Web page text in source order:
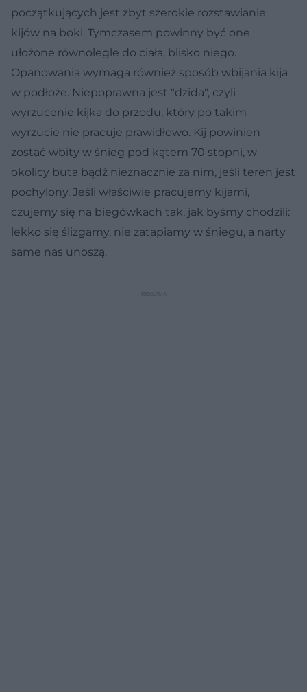
początkujących jest zbyt szerokie rozstawianie
kijów na boki. Tymczasem powinny być one
ułożone równolegle do ciała, blisko niego.
Opanowania wymaga również sposób wbijania kija
w podłoże. Niepoprawna jest "dzida", czyli
wyrzucenie kijka do przodu, który po takim
wyrzucie nie pracuje prawidłowo. Kij powinien
zostać wbity w śnieg pod kątem 70 stopni, w
okolicy buta bądź nieznacznie za nim, jeśli teren jest
pochylony. Jeśli właściwie pracujemy kijami,
czujemy się na biegówkach tak, jak byśmy chodzili:
lekko się ślizgamy, nie zatapiamy w śniegu, a narty
same nas unoszą.